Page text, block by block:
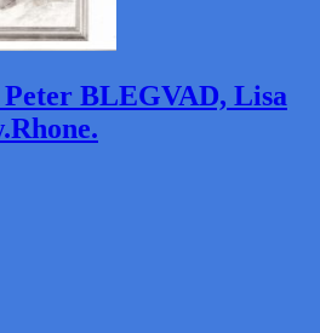
BLEGVAD, Lisa